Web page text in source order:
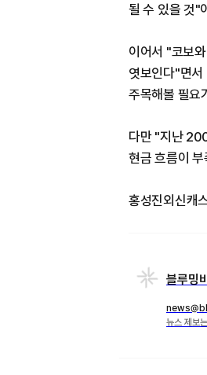
될 수 있을 것"
이어서 "코보
엿보인다"면
주목해볼 필요
다만 "지난
현금 흐름이
홍성진외신캐
블루밍
뉴스 제